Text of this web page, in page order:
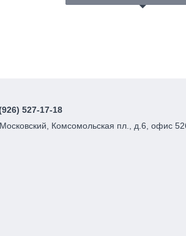
527-17-18
Комсомольская пл., д.6, офис